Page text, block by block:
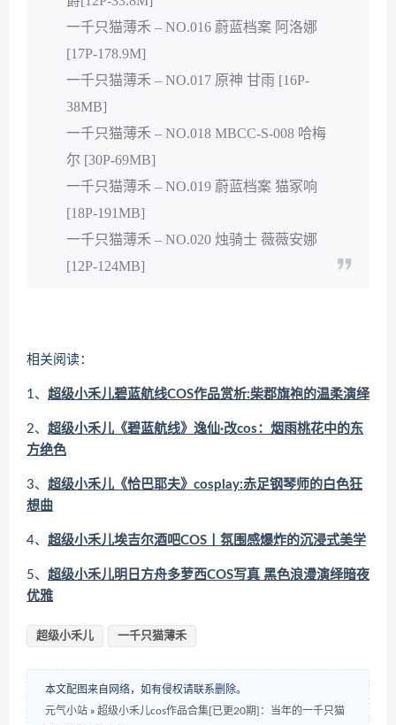
一千只猫薄禾 – NO.016 蔚蓝档案 阿洛娜
[17P-178.9M]
一千只猫薄禾 – NO.017 原神 甘雨 [16P-
38MB]
一千只猫薄禾 – NO.018 MBCC-S-008 哈梅
尔 [30P-69MB]
一千只猫薄禾 – NO.019 蔚蓝档案 猫冢响
[18P-191MB]
一千只猫薄禾 – NO.020 烛骑士 薇薇安娜
[12P-124MB]
相关阅读：
1、 超级小禾儿碧蓝航线COS作品赏析:柴郡旗袍的温柔演绎
2、 超级小禾儿《碧蓝航线》逸仙·改cos：烟雨桃花中的东
方绝色
3、 超级小禾儿《恰巴耶夫》cosplay:赤足钢琴师的白色狂
想曲
4、 超级小禾儿埃吉尔酒吧COS丨氛围感爆炸的沉浸式美学
5、 超级小禾儿明日方舟多萝西COS写真 黑色浪漫演绎暗夜
优雅
超级小禾儿 一千只猫薄禾
本文配图来自网络，如有侵权请联系删除。
元气小站 » 超级小禾儿cos作品合集[已更20期]：当年的一千只猫